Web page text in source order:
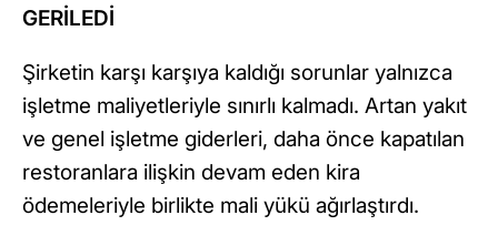
GERİLEDİ
Şirketin karşı karşıya kaldığı sorunlar yalnızca
işletme maliyetleriyle sınırlı kalmadı. Artan yakıt
ve genel işletme giderleri, daha önce kapatılan
restoranlara ilişkin devam eden kira
ödemeleriyle birlikte mali yükü ağırlaştırdı.